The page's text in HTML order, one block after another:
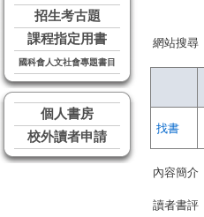
招生考古題
課程指定用書
國科會人文社會專題書目
個人書房
校外讀者申請
網站搜尋
找書
內容簡介
讀者書評